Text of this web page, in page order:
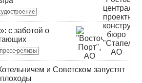
с заботой о
пресс-релизы
и Советском запустят